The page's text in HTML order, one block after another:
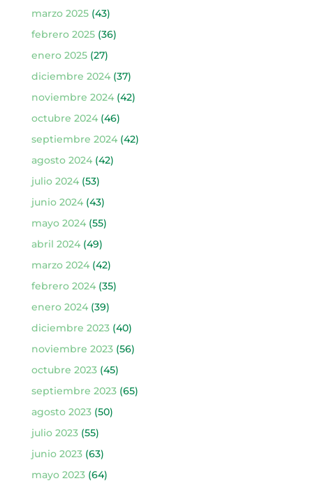
marzo 2025(43)
febrero 2025(36)
enero 2025(27)
diciembre 2024(37)
noviembre 2024(42)
octubre 2024(46)
septiembre 2024(42)
agosto 2024(42)
julio 2024(53)
junio 2024(43)
mayo 2024(55)
abril 2024(49)
marzo 2024(42)
febrero 2024(35)
enero 2024(39)
diciembre 2023(40)
noviembre 2023(56)
octubre 2023(45)
septiembre 2023(65)
agosto 2023(50)
julio 2023(55)
junio 2023(63)
mayo 2023(64)